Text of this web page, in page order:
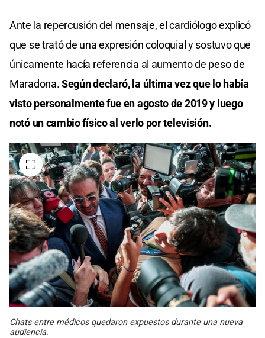
Ante la repercusión del mensaje, el cardiólogo explicó
que se trató de una expresión coloquial y sostuvo que
únicamente hacía referencia al aumento de peso de
Maradona.Según declaró, la última vez que lo había
visto personalmente fue en agosto de 2019 y luego
notó un cambio físico al verlo por televisión.
Chats entre médicos quedaron expuestos durante una nueva
audiencia.